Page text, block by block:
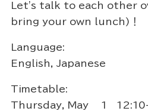
Let's talk to each other
bring your own lunch)！
Language:
English, Japanese
Timetable:
Thursday, May 1